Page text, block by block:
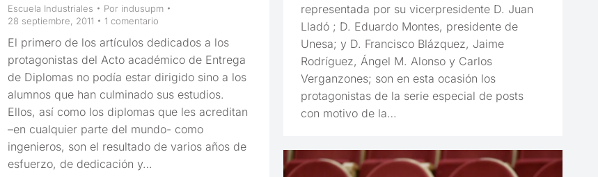
representada por su vicerpresidente D. Juan
Lladó ; D. Eduardo Montes, presidente de
Unesa; y D. Francisco Blázquez, Jaime
Rodríguez, Ángel M. Alonso y Carlos
Verganzones; son en esta ocasión los
protagonistas de la serie especial de posts
con motivo de la…
Escuela Industriales Por indusupm
28 septiembre, 2011
1 comentario
El primero de los artículos dedicados a los
protagonistas del Acto académico de Entrega
de Diplomas no podía estar dirigido sino a los
alumnos que han culminado sus estudios.
Ellos, así como los diplomas que les acreditan
–en cualquier parte del mundo- como
ingenieros, son el resultado de varios años de
esfuerzo, de dedicación y…